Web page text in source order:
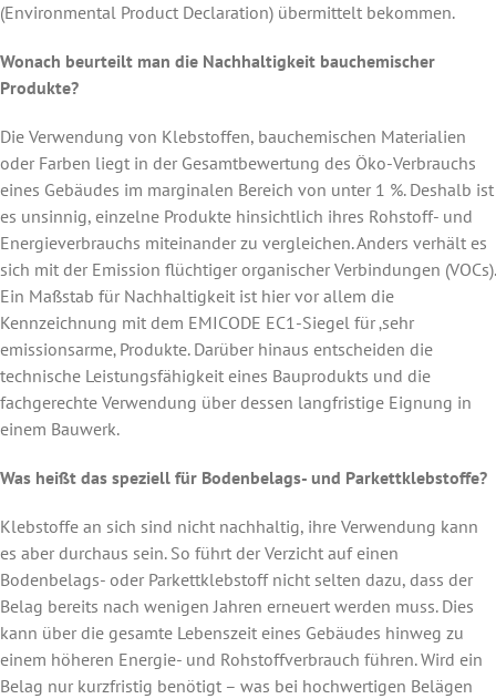
(Environmental Product Declaration) übermittelt bekommen.
Wonach beurteilt man die Nachhaltigkeit bauchemischer
Produkte?
Die Verwendung von Klebstoffen, bauchemischen Materialien
oder Farben liegt in der Gesamtbewertung des Öko-Verbrauchs
eines Gebäudes im marginalen Bereich von unter 1 %. Deshalb ist
es unsinnig, einzelne Produkte hinsichtlich ihres Rohstoff- und
Energieverbrauchs miteinander zu vergleichen. Anders verhält es
sich mit der Emission flüchtiger organischer Verbindungen (VOCs).
Ein Maßstab für Nachhaltigkeit ist hier vor allem die
Kennzeichnung mit dem EMICODE EC1-Siegel für ‚sehr
emissionsarme‚ Produkte. Darüber hinaus entscheiden die
technische Leistungsfähigkeit eines Bauprodukts und die
fachgerechte Verwendung über dessen langfristige Eignung in
einem Bauwerk.
Was heißt das speziell für Bodenbelags- und Parkettklebstoffe?
Klebstoffe an sich sind nicht nachhaltig, ihre Verwendung kann
es aber durchaus sein. So führt der Verzicht auf einen
Bodenbelags- oder Parkettklebstoff nicht selten dazu, dass der
Belag bereits nach wenigen Jahren erneuert werden muss. Dies
kann über die gesamte Lebenszeit eines Gebäudes hinweg zu
einem höheren Energie- und Rohstoffverbrauch führen. Wird ein
Belag nur kurzfristig benötigt – was bei hochwertigen Belägen